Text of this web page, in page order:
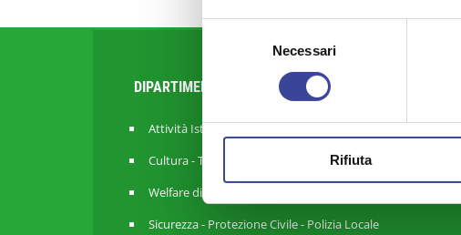
Selezione
Necessari
Rifiuta
DIPARTIMENTI
Attività Istituzionale ANCI Lombardia
Cultura - Turismo - Sport - Politiche Giovanili
Welfare di Comunità - Pari Opportunità
Sicurezza - Protezione Civile - Polizia Locale